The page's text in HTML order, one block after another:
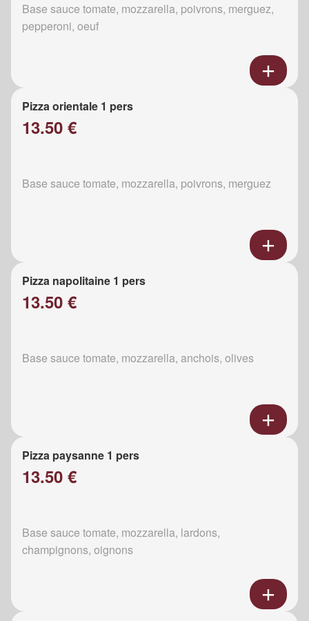
Base sauce tomate, mozzarella, poivrons, merguez,
pepperoni, oeuf
Pizza orientale 1 pers
13.50 €
Base sauce tomate, mozzarella, poivrons, merguez
Pizza napolitaine 1 pers
13.50 €
Base sauce tomate, mozzarella, anchois, olives
Pizza paysanne 1 pers
13.50 €
Base sauce tomate, mozzarella, lardons,
champignons, oignons